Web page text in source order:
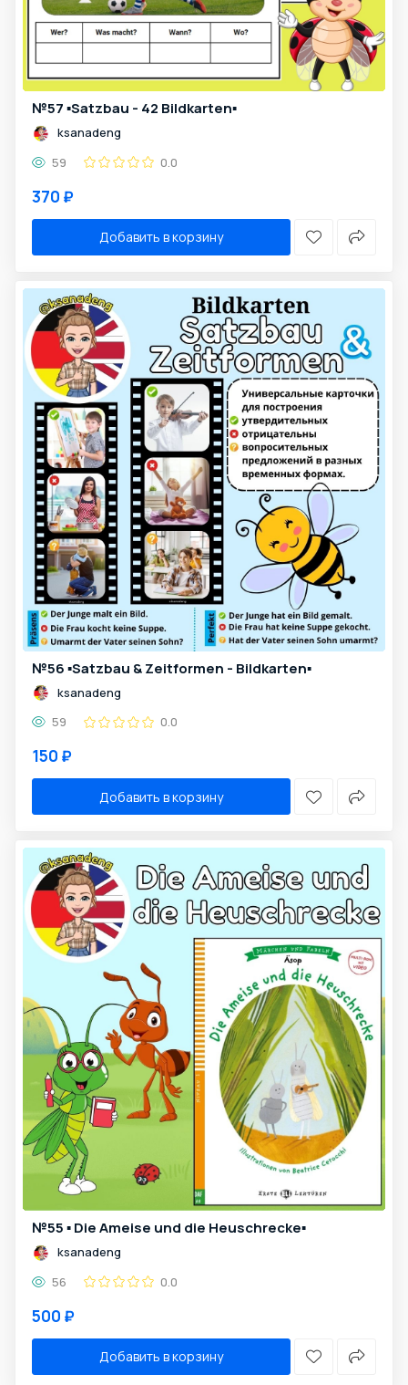
№57 ▪️Satzbau - 42 Bildkarten▪️
ksanadeng
59
0.0
370 ₽
Добавить в корзину
№56 ▪️Satzbau & Zeitformen - Bildkarten▪️
ksanadeng
59
0.0
150 ₽
Добавить в корзину
№55 ▪️ Die Ameise und die Heuschrecke▪️
ksanadeng
56
0.0
500 ₽
Добавить в корзину